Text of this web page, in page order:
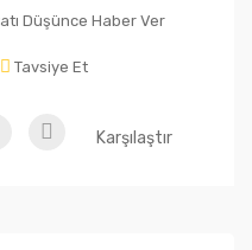
Düşünce Haber Ver
Tavsiye Et
Karşılaştır